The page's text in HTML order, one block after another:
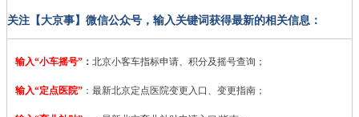
关注【大京事】微信公众号，输入关键词获得最新的相关信息：
输入“小车摇号” ： 北京小客车指标申请、积分及摇号查询；
输入“定点医院” ： 最新北京定点医院变更入口、变更指南；